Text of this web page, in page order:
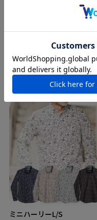
ミニハーリーL/S